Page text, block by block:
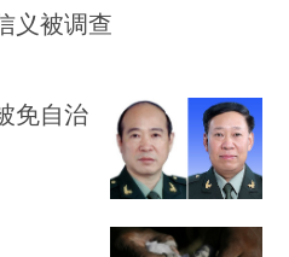
义被调查
免自治